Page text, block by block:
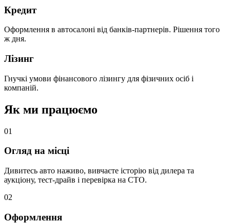
Кредит
Оформлення в автосалоні від банків-партнерів. Рішення того
ж дня.
Лізинг
Гнучкі умови фінансового лізингу для фізичних осіб і
компаній.
Як ми працюємо
01
Огляд на місці
Дивитесь авто наживо, вивчаєте історію від дилера та
аукціону, тест-драйв і перевірка на СТО.
02
Оформлення